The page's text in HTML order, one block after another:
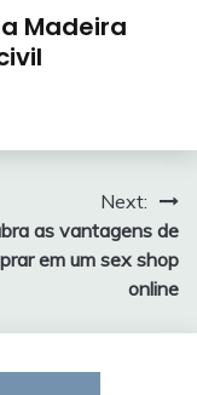
Madeira
Next:
as vantagens de
em um sex shop
online